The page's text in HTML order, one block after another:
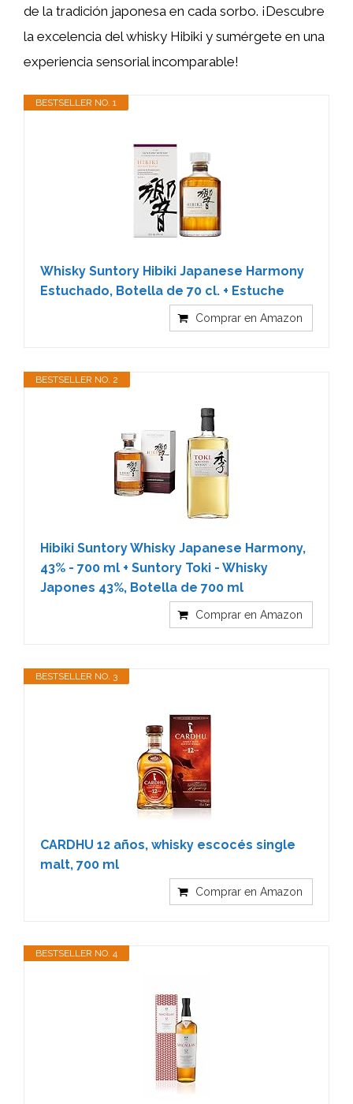
de la tradición japonesa en cada sorbo. ¡Descubre
la excelencia del whisky Hibiki y sumérgete en una
experiencia sensorial incomparable!
BESTSELLER NO. 1
Whisky Suntory Hibiki Japanese Harmony
Estuchado, Botella de 70 cl. + Estuche
Comprar en Amazon
BESTSELLER NO. 2
Hibiki Suntory Whisky Japanese Harmony,
43% - 700 ml + Suntory Toki - Whisky
Japones 43%, Botella de 700 ml
Comprar en Amazon
BESTSELLER NO. 3
CARDHU 12 años, whisky escocés single
malt, 700 ml
Comprar en Amazon
BESTSELLER NO. 4